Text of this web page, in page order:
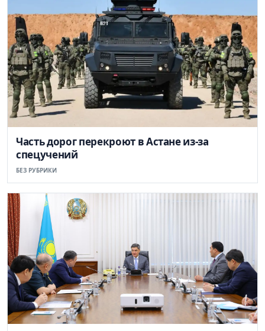
Часть дорог перекроют в Астане из-за
спецучений
БЕЗ РУБРИКИ